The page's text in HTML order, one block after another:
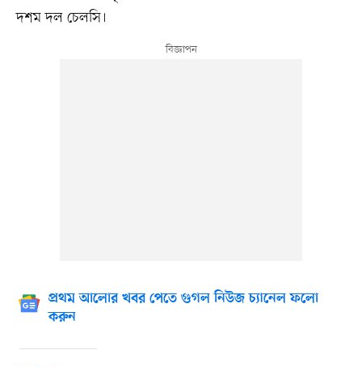
দশম দল চেলসি।
প্রথম আলোর খবর পেতে গুগল নিউজ চ্যানেল ফলো
করুন